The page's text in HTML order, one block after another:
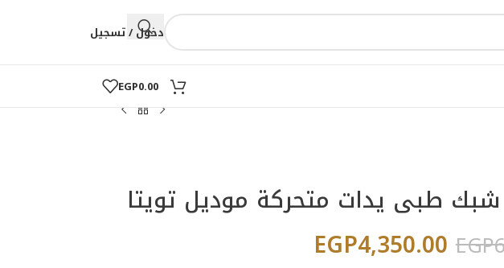
دخول / تسجيل
EGP0.00
طبى يدات متحركة موديل تويتا
EGP
EGP4,350.00